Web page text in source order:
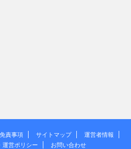
免責事項 サイトマップ
運営者情報
運営ポリシー
お問い合わせ